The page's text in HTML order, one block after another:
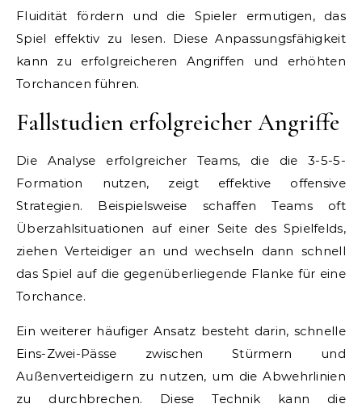
Fluidität fördern und die Spieler ermutigen, das
Spiel effektiv zu lesen. Diese Anpassungsfähigkeit
kann zu erfolgreicheren Angriffen und erhöhten
Torchancen führen.
Fallstudien erfolgreicher Angriffe
Die Analyse erfolgreicher Teams, die die 3-5-5-
Formation nutzen, zeigt effektive offensive
Strategien. Beispielsweise schaffen Teams oft
Überzahlsituationen auf einer Seite des Spielfelds,
ziehen Verteidiger an und wechseln dann schnell
das Spiel auf die gegenüberliegende Flanke für eine
Torchance.
Ein weiterer häufiger Ansatz besteht darin, schnelle
Eins-Zwei-Pässe zwischen Stürmern und
Außenverteidigern zu nutzen, um die Abwehrlinien
zu durchbrechen. Diese Technik kann die